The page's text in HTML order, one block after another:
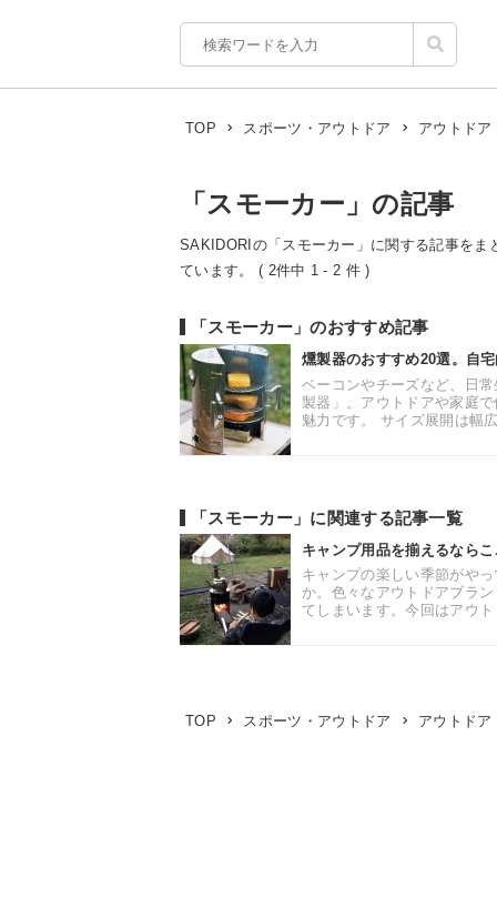
TOP スポーツ・アウトドア アウトドア
「スモーカー」の記事
SAKIDORIの「スモーカー」に関する記事を
ています。 ( 2件中 1 - 2 件 )
「スモーカー」のおすすめ記事
燻製器のおすすめ20選。自
ベーコンやチーズなど、日
製器」。アウトドアや家庭
魅力です。 サイズ展開は幅
「スモーカー」に関連する記事一覧
キャンプ用品を揃えるなら
キャンプの楽しい季節がや
か。色々なアウトドアブラ
てしまいます。今回はアウ
TOP スポーツ・アウトドア アウトドア